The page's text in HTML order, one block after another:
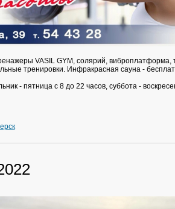
VASIL GYM, солярий, виброплатформа,
тренировки. Инфракрасная сауна -
- пятница с 8 до 22 часов, суббота -